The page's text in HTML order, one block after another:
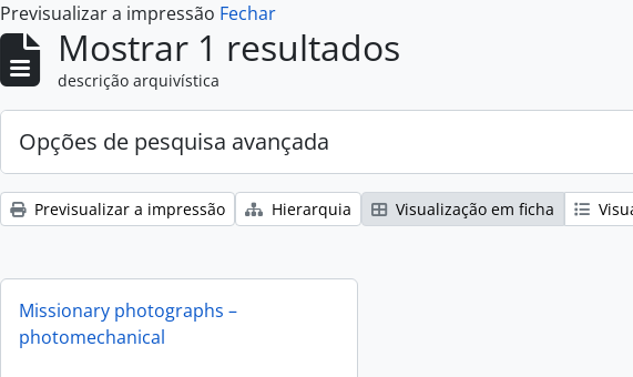
Previsualizar a impressão Fechar
Mostrar 1 resultados
descrição arquivística
Opções de pesquisa avançada
Previsualizar a impressão Hierarquia Visualização em ficha
Missionary photographs –
photomechanical